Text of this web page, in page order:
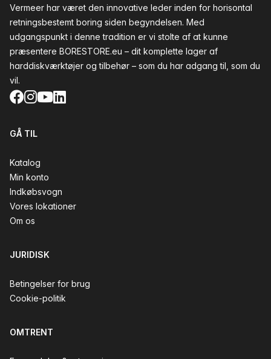
Vermeer har været den innovative leder inden for horisontal
retningsbestemt boring siden begyndelsen. Med
udgangspunkt i denne tradition er vi stolte af at kunne
præsentere BORESTORE.eu – dit komplette lager af
harddiskværktøjer og tilbehør – som du har adgang til, som du
vil.
Facebook
Instagram
YouTube
LinkedIn
GÅ TIL
Katalog
Min konto
Indkøbsvogn
Vores lokationer
Om os
JURIDISK
Betingelser for brug
Cookie-politik
OMTRENT